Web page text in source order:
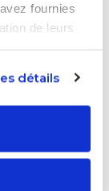
fournies
de leurs
détails
votre
PASS
ado à